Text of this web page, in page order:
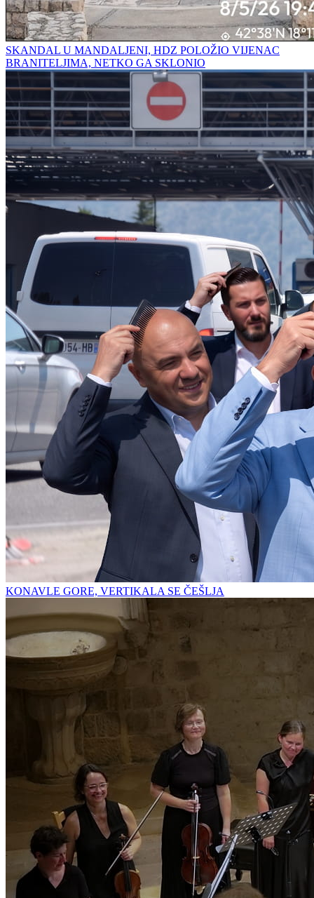
SKANDAL U MANDALJENI, HDZ POLOŽIO VIJENAC
BRANITELJIMA, NETKO GA SKLONIO
KONAVLE GORE, VERTIKALA SE ČEŠLJA